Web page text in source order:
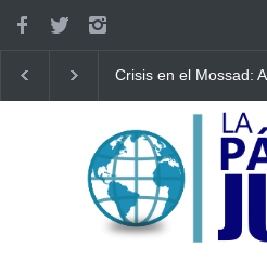
Crisis en el Mossad: Altos
contra el director Roman
reorganización de Irán